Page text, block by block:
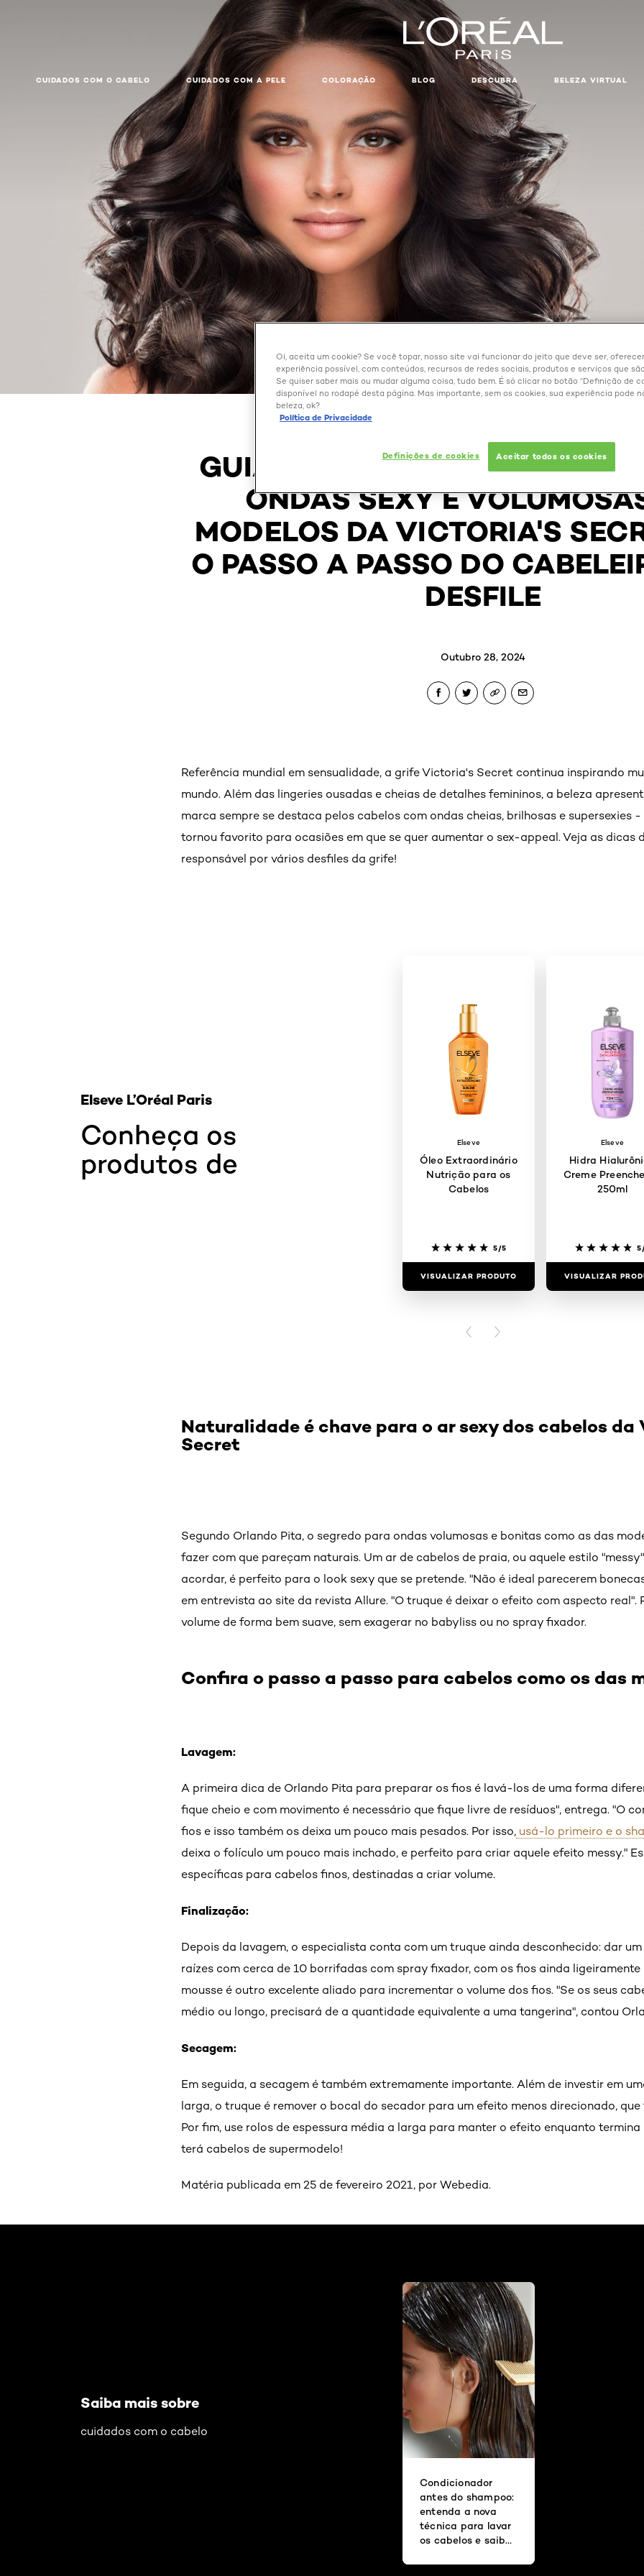
CUIDADOS COM O CABELO CUIDADOS COM A PELE COLORAÇÃO BLOG DESCUBRA BELEZA VIRTUAL
GUIA DEFINITIVO PARA
ONDAS SEXY E
MODELOS DA VICTORIA'S
O PASSO A PASSO DO
DESFILE
Outubro 28, 2024
Referência mundial em sensualidade, a grife Victoria's Secret continua inspirando
mundo. Além das lingeries ousadas e cheias de detalhes femininos, a beleza
marca sempre se destaca pelos cabelos com ondas cheias, brilhosas e supersexies
tornou favorito para ocasiões em que se quer aumentar o sex-appeal. Veja as dicas
responsável por vários desfiles da grife!
Conheça os
produtos de
Elseve L’Oréal Paris
Elseve
Óleo Extraordinário
Nutrição para os
Cabelos
5/5
VISUALIZAR PRODUTO
Elseve
Hidra
Creme
250ml
VISUALIZAR
PREVIOUS CARD
NEXT CARD
Naturalidade é chave para o ar sexy dos cabelos
Secret
Segundo Orlando Pita, o segredo para ondas volumosas e bonitas como as das
fazer com que pareçam naturais. Um ar de cabelos de praia, ou aquele estilo
acordar, é perfeito para o look sexy que se pretende. "Não é ideal parecerem
em entrevista ao site da revista Allure. "O truque é deixar o efeito com aspecto real".
volume de forma bem suave, sem exagerar no babyliss ou no spray fixador.
Confira o passo a passo para cabelos como os das
Lavagem:
A primeira dica de Orlando Pita para preparar os fios é lavá-los de uma forma
fique cheio e com movimento é necessário que fique livre de resíduos", entrega. "O
fios e isso também os deixa um pouco mais pesados. Por isso, usá-lo primeiro e o
deixa o folículo um pouco mais inchado, e perfeito para criar aquele efeito messy."
específicas para cabelos finos, destinadas a criar volume.
Finalização:
Depois da lavagem, o especialista conta com um truque ainda desconhecido: dar
raízes com cerca de 10 borrifadas com spray fixador, com os fios ainda ligeiramente
mousse é outro excelente aliado para incrementar o volume dos fios. "Se os seus
médio ou longo, precisará de a quantidade equivalente a uma tangerina", contou
Secagem:
Em seguida, a secagem é também extremamente importante. Além de investir em
larga, o truque é remover o bocal do secador para um efeito menos direcionado, que
Por fim, use rolos de espessura média a larga para manter o efeito enquanto
terá cabelos de supermodelo!
Matéria publicada em 25 de fevereiro 2021, por Webedia.
Saiba mais sobre
cuidados com o cabelo
Condicionador
antes do shampoo:
entenda a nova
técnica para lavar
os cabelos e saiba
pode se beneficiar
Oi, aceita um cookie? Se você topar, nosso site vai funcionar do jeito que deve ser,
experiência possível, com conteúdos, recursos de redes sociais, produtos e serviços que
Se quiser saber mais ou mudar alguma coisa, tudo bem. É só clicar no botão “Definição de
disponível no rodapé desta página. Mas importante, sem os cookies, sua experiência pode
beleza, ok?
Política de Privacidade
Definições de cookies Aceitar todos os cookies